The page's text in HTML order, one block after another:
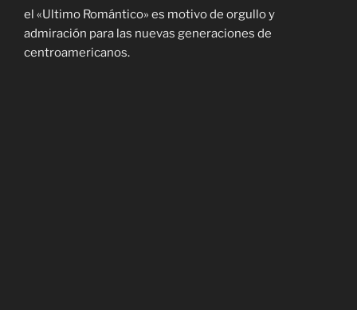
el «Ultimo Romántico» es motivo de orgullo y
admiración para las nuevas generaciones de
centroamericanos.